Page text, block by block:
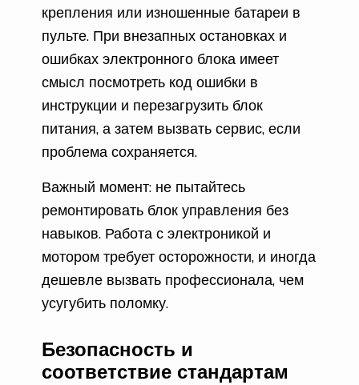
крепления или изношенные батареи в
пульте. При внезапных остановках и
ошибках электронного блока имеет
смысл посмотреть код ошибки в
инструкции и перезагрузить блок
питания, а затем вызвать сервис, если
проблема сохраняется.
Важный момент: не пытайтесь
ремонтировать блок управления без
навыков. Работа с электроникой и
мотором требует осторожности, и иногда
дешевле вызвать профессионала, чем
усугубить поломку.
Безопасность и
соответствие стандартам